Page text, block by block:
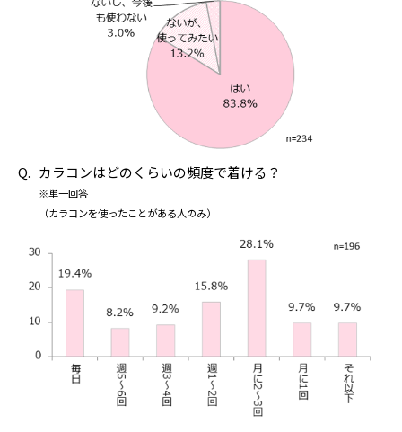
カラコンはどのくらいの頻度で着ける？
※単一回答
（カラコンを使ったことがある人のみ）